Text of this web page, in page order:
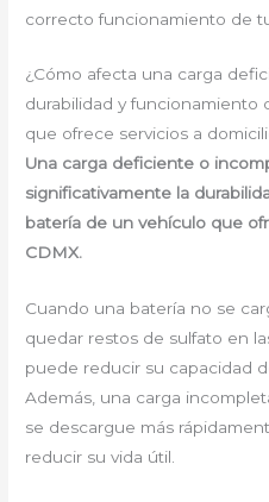
correcto funcionamiento de
¿Cómo afecta una carga
durabilidad y funcionamiento
que ofrece servicios a
Una carga deficiente o
significativamente la
batería de un vehículo que
CDMX.
Cuando una batería no se
quedar restos de sulfato en
puede reducir su capacidad
Además, una carga
se descargue más
reducir su vida útil.